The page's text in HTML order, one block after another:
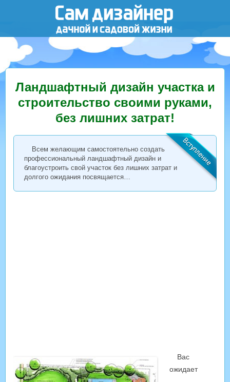
Ландшафтный дизайн участка и
строительство своими руками,
без лишних затрат!
Всем желающим самостоятельно создать
профессиональный ландшафтный дизайн и
благоустроить свой участок без лишних затрат и
долгого ожидания посвящается…
Вас
ожидает